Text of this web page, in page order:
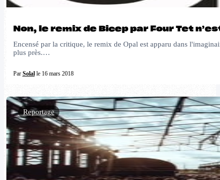
Non, le remix de Bicep par Four Tet
Encensé par la critique, le remix de Opal est apparu dans
plus près.…
Par Solalle 16 mars 2018
Reportage